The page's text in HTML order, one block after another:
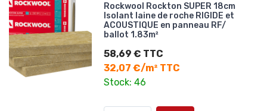
Rockwool Rockton SUPER 18cm
Isolant laine de roche RIGIDE et
ACOUSTIQUE en panneau RF/
ballot 1.83m²
58,69 € TTC
32,07 €/m² TTC
Stock: 46